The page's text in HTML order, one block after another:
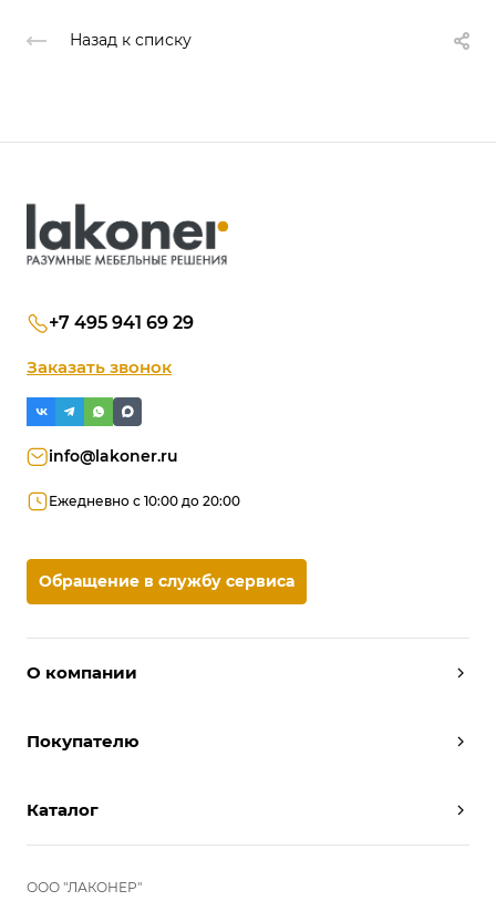
Назад к списку
О компании
Условия работы
Отзывы
Покупателю
Вызвать дизайнера
Реализованные проекты
Каталог
Шкафы
Прихожие
ООО "ЛАКОНЕР"
+7 495 941 69 29
Заказать звонок
info@lakoner.ru
Ежедневно с 10:00 до 20:00
Обращение в службу сервиса